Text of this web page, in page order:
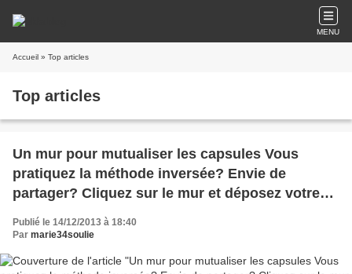
MENU
Accueil » Top articles
Top articles
Un mur pour mutualiser les capsules Vous
pratiquez la méthode inversée? Envie de
partager? Cliquez sur le mur et déposez votre
capsule. Précisez votre nom et le niveau de la
classe.
Publié le 14/12/2013 à 18:40
Par marie34soulie